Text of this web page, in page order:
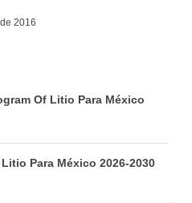
2016
Of Litio Para México
Para México 2026-2030